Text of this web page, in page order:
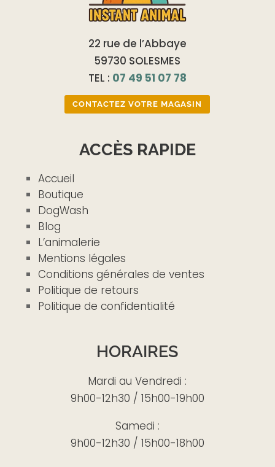
22 rue de l’Abbaye
59730 SOLESMES
TEL : 07 49 51 07 78
CONTACTEZ VOTRE MAGASIN
ACCÈS RAPIDE
Accueil
Boutique
DogWash
Blog
L’animalerie
Mentions légales
Conditions générales de ventes
Politique de retours
Politique de confidentialité
HORAIRES
Mardi au Vendredi :
9h00-12h30 / 15h00-19h00
Samedi :
9h00-12h30 / 15h00-18h00